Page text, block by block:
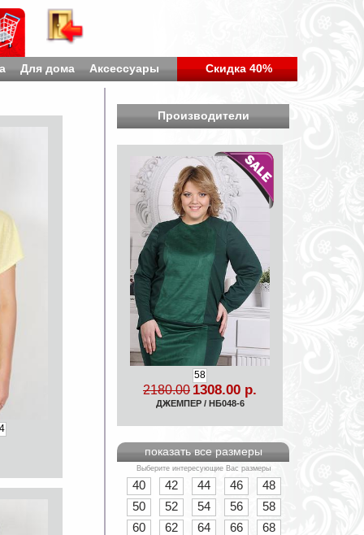
Для дома Аксессуары Скидка 40%
Производители
58
2180.00 1308.00 р.
ДЖЕМПЕР / НБ048-6
показать все размеры
Выберите интересующие Вас размеры
40 42 44 46
48
50
52 54 56
58
60
62 64 66
68